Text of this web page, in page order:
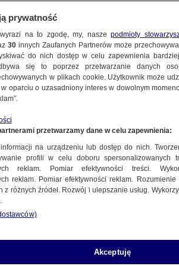
Rejestrze Rodzin
się stało w Mrągowie
prywatność
na to zgodę, my, naszepodmioty
30 innych Zaufanych Partnerów może
do nich dostęp w celu zapewnienia
się to poprzez przetwarzanie danych
w plikach cookie. Użytkownik może
oparciu o uzasadniony interes w dowolnym
przetwarzamy dane w celu zapewnienia:
informacji na urządzeniu lub dostęp do nich.
profili w celu doboru spersonalizowanych
reklam. Pomiar efektywności treści.
reklam. Pomiar efektywności reklam.
z różnych źródeł. Rozwój i ulepszanie usług.
Akceptuję